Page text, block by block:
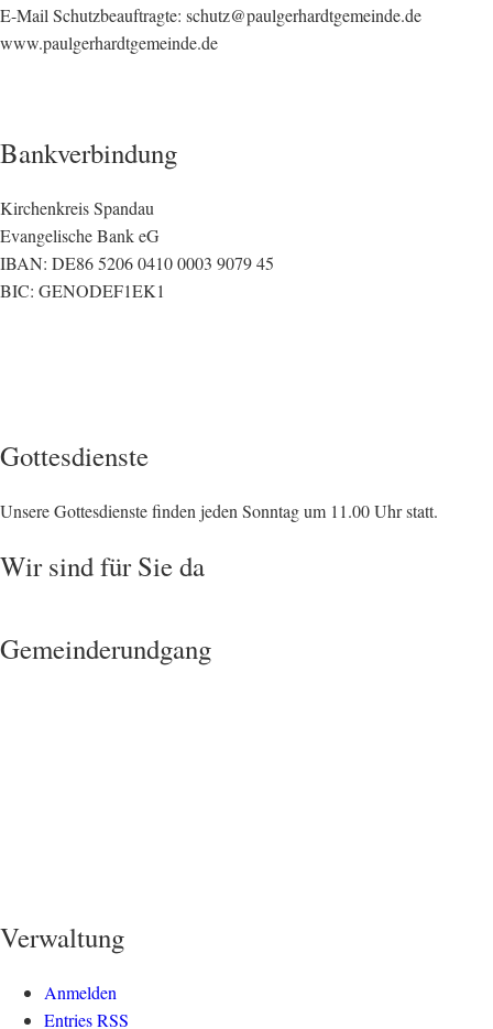
E-Mail Schutzbeauftragte: schutz@paulgerhardtgemeinde.de
www.paulgerhardtgemeinde.de
Bankverbindung
Kirchenkreis Spandau
Evangelische Bank eG
IBAN: DE86 5206 0410 0003 9079 45
BIC: GENODEF1EK1
Gottesdienste
Unsere Gottesdienste finden jeden Sonntag um 11.00 Uhr statt.
Wir sind für Sie da
Gemeinderundgang
Verwaltung
Anmelden
EntriesRSS